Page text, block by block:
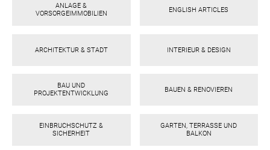
ANLAGE &
VORSORGEIMMOBILIEN
ENGLISH ARTICLES
ARCHITEKTUR & STADT INTERIEUR & DESIGN
BAU UND
PROJEKTENTWICKLUNG
BAUEN & RENOVIEREN
EINBRUCHSCHUTZ &
SICHERHEIT
GARTEN, TERRASSE UND
BALKON